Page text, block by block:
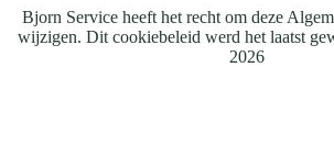
Bjorn Service heeft het recht om deze
wijzigen. Dit cookiebeleid werd het laatst
2026